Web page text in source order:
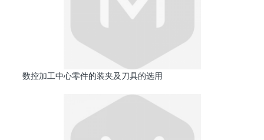
数控加工中心零件的装夹及刀具的选用